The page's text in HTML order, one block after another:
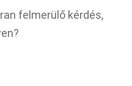
felmerülő kérdés,